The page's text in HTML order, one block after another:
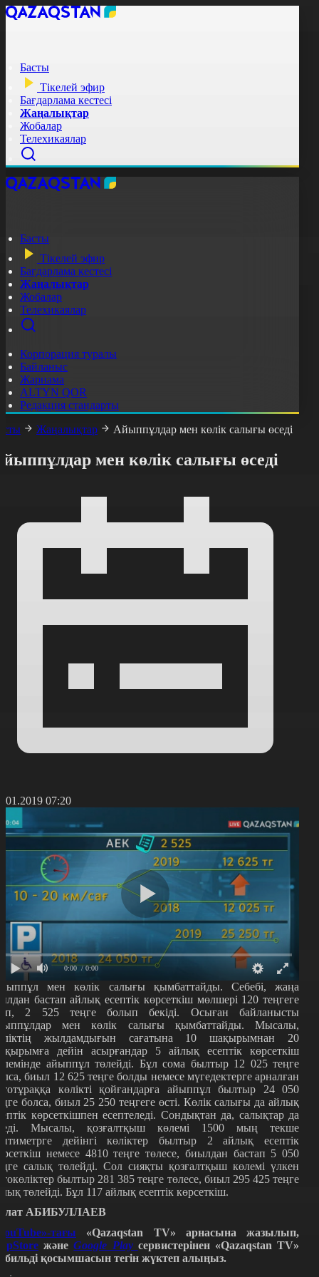
Басты
Тікелей эфир
Бағдарлама кестесі
Жаңалықтар
Жобалар
Телехикаялар
Басты
Тікелей эфир
Бағдарлама кестесі
Жаңалықтар
Жобалар
Телехикаялар
Корпорация туралы
Байланыс
Жарнама
ALTYN QOR
Редакция стандарты
Жаңалықтар Айыппұлдар мен көлік салығы өседі
мен көлік салығы өседі
07:20
0:00 / 0:00
мен көлік салығы қымбаттайды. Себебі, жаңа
бастап айлық есептік көрсеткіш мөлшері 120 теңгеге
2 525 теңге болып бекіді. Осыған байланысты
мен көлік салығы қымбаттайды. Мысалы,
жылдамдығын сағатына 10 шақырымнан 20
дейін асырғандар 5 айлық есептік көрсеткіш
айыппұл төлейді. Бұл сома былтыр 12 025 теңге
биыл 12 625 теңге болды немесе мүгедектерге арналған
көлікті қойғандарға айыппұл былтыр 24 050
болса, биыл 25 250 теңгеге өсті. Көлік салығы да айлық
көрсеткішпен есептеледі. Сондықтан да, салықтар да
Мысалы, қозғалтқыш көлемі 1500 мың текше
дейінгі көліктер былтыр 2 айлық есептік
немесе 4810 теңге төлесе, биылдан бастап 5 050
салық төлейді. Сол сияқты қозғалтқыш көлемі үлкен
былтыр 281 385 теңге төлесе, биыл 295 425 теңге
төлейді. Бұл 117 айлық есептік көрсеткіш.
АБИБУЛЛАЕВ
тағы «Qazaqstan TV» арнасына жазылып,
жәнеGoogle Play сервистерінен «Qazaqstan TV»
қосымшасын тегін жүктеп алыңыз.